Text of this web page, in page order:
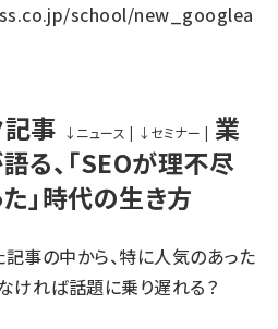
school/new_googlea
事 ↓ ニュース | ↓ セミナー | 業
る、「SEOが理不尽
」時代の生き方
事の中から、特に人気のあった
ければ話題に乗り遅れる？